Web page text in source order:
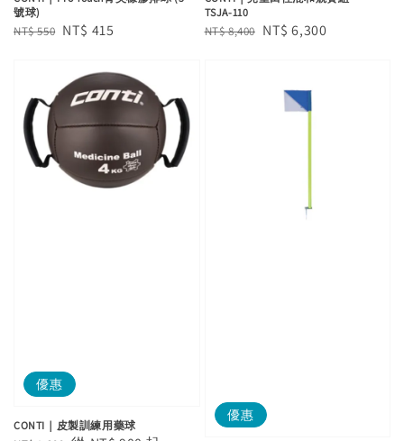
號球)
Regular
NT$ 550 Sale
NT$ 415
TSJA-110
Regular
NT$ 8,400 Sale
NT$ 6,300
優惠
CONTI｜皮製訓練用藥球
優惠